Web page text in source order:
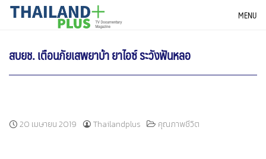
SkipTHAILANDPLUS NEWS MENU
สบยช. เตือนภัยเสพยาบ้า ยาไอซ์ ระวังฟันหลอ
20 เมษายน 2019 Thailandplus คุณภาพชีวิต